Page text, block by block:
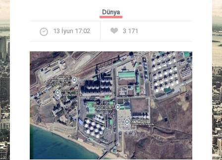
Güney Azərbaycan
Mədəniyyət
Müsahibə
İdman
Layihə
Dünya
13 İyun 17:02 3 171